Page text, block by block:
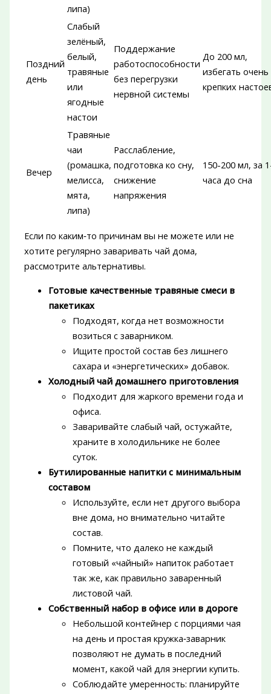
липа)
Поздний
день
Слабый
зелёный,
белый,
травяные
или
ягодные
настои
Поддержание
работоспособности
без перегрузки
нервной системы
До 200 мл,
избегать очень
крепких
Вечер
Травяные
чаи
(ромашка,
мелисса,
мята,
липа)
Расслабление,
подготовка ко сну,
снижение
напряжения
150-200 мл, за
часа до сна
Если по каким‑то причинам вы не можете или не
хотите регулярно заваривать чай дома,
рассмотрите альтернативы.
Готовые качественные травяные смеси в
пакетиках
Подходят, когда нет возможности
возиться с заварником.
Ищите простой состав без лишнего
сахара и «энергетических» добавок.
Холодный чай домашнего приготовления
Подходит для жаркого времени года и
офиса.
Заваривайте слабый чай, остужайте,
храните в холодильнике не более
суток.
Бутилированные напитки с минимальным
составом
Используйте, если нет другого выбора
вне дома, но внимательно читайте
состав.
Помните, что далеко не каждый
готовый «чайный» напиток работает
так же, как правильно заваренный
листовой чай.
Собственный набор в офисе или в дороге
Небольшой контейнер с порциями чая
на день и простая кружка‑заварник
позволяют не думать в последний
момент, какой чай для энергии купить.
Соблюдайте умеренность: планируйте